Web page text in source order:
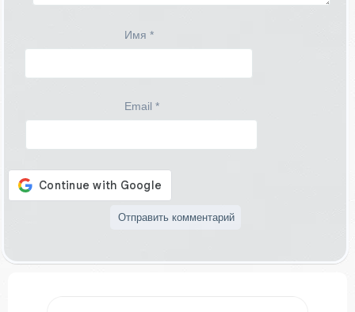
Имя *
Email *